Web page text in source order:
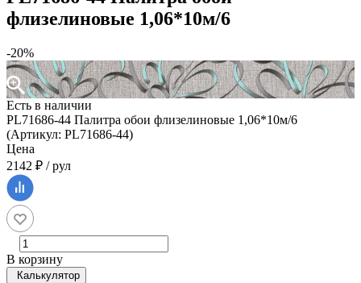
флизелиновые 1,06*10м/6
-20%
Есть в наличии
PL71686-44 Палитра обои флизелиновые 1,06*10м/6
(Артикул: PL71686-44)
Цена
2142 ₽ / рул
В корзину
Калькулятор